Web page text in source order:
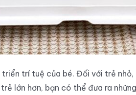
trí tuệ của bé. Đối với trẻ
lớn hơn, bạn có thể đưa ra